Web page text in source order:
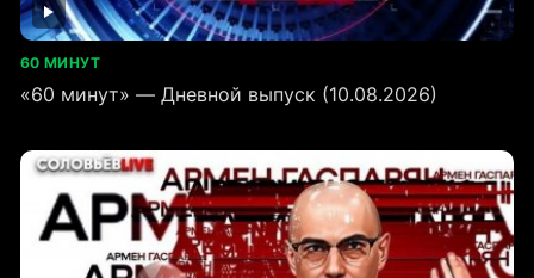
60 МИНУТ
«60 минут» — Дневной выпуск (10.08.2026)